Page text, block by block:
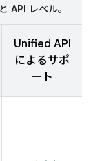
API レベル。
Unified API
によるサポ
ート